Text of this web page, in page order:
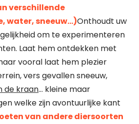
verschillende
water, sneeuw…)Onthoudt uw
om te experimenteren
Laat hem ontdekken met
vooral laat hem plezier
vers gevallen sneeuw,
de kraan… kleine maar
welke zijn avontuurlijke kant
van andere diersoorten